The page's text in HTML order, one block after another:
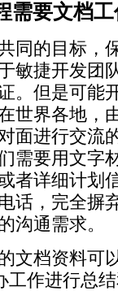
需要文档工
同的目标，
敏捷开发团
。但是可能
世界各地，
面进行交流
需要用文字
者详细计划
话，完全摒
沟通需求。
文档资料可
工作进行总